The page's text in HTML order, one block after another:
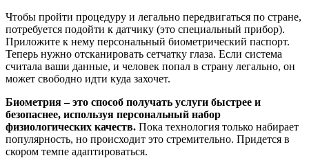
Чтобы пройти процедуру и легально передвигаться по стране,
потребуется подойти к датчику (это специальный прибор).
Приложите к нему персональный биометрический паспорт.
Теперь нужно отсканировать сетчатку глаза. Если система
считала ваши данные, и человек попал в страну легально, он
может свободно идти куда захочет.
Биометрия – это способ получать услуги быстрее и
безопаснее, используя персональный набор
физиологических качеств. Пока технология только набирает
популярность, но происходит это стремительно. Придется в
скором темпе адаптироваться.